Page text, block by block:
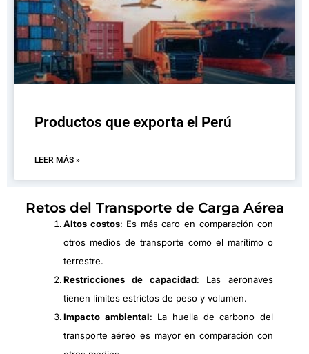
Productos que exporta el Perú
LEER MÁS »
Retos del Transporte de Carga Aérea
Altos costos: Es más caro en comparación con
otros medios de transporte como el marítimo o
terrestre.
Restricciones de capacidad: Las aeronaves
tienen límites estrictos de peso y volumen.
Impacto ambiental: La huella de carbono del
transporte aéreo es mayor en comparación con